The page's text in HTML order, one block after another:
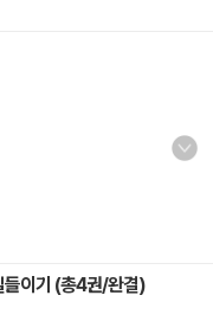
이기 (총4권/완결)